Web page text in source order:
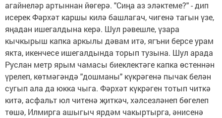
агайнеләр артыннан йөгерә. "Сиңа аз эләктеме?" - дип
исерек Фәрхәт каршы килә башлагач, чигенә тагын үзе,
яңадан ишегалдына керә. Шул рәвешле, үзара
кычкырыш капка аркылы дәвам итә, ягъни берсе урам
якта, икенчесе ишегалдында торып тузына. Шул арада
Руслан метр ярым чамасы биеклектәге капка өстеннән
үрелеп, көтмәгәндә "дошманы" күкрәгенә пычак белән
сугып ала да юкка чыга. Фәрхәт күкрәген тотып читкә
китә, асфальт юл читенә җиткәч, хәлсезләнеп бөгелеп
төшә, Илмирга ашыгыч ярдәм чакыртырга, әнисенә